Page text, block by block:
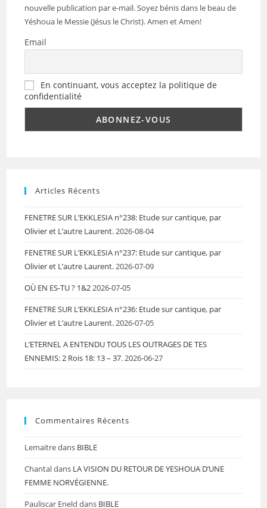
nouvelle publication par e-mail. Soyez bénis dans le beau de
Yéshoua le Messie (Jésus le Christ). Amen et Amen!
Email
En continuant, vous acceptez la politique de
confidentialité
Articles Récents
FENETRE SUR L’EKKLESIA n°238: Etude sur cantique, par
Olivier et L’autre Laurent.2026-08-04
FENETRE SUR L’EKKLESIA n°237: Etude sur cantique, par
Olivier et L’autre Laurent.2026-07-09
OÙ EN ES-TU ? 1&22026-07-05
FENETRE SUR L’EKKLESIA n°236: Etude sur cantique, par
Olivier et L’autre Laurent.2026-07-05
L’ETERNEL A ENTENDU TOUS LES OUTRAGES DE TES
ENNEMIS: 2 Rois 18: 13 – 37.2026-06-27
Commentaires Récents
Lemaitredans BIBLE
Chantaldans LA VISION DU RETOUR DE YESHOUA D’UNE
FEMME NORVÉGIENNE.
Pauliscar Eneld dans BIBLE